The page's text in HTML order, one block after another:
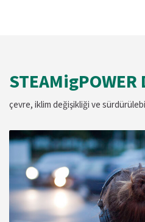
çevre, iklim değişikliği ve